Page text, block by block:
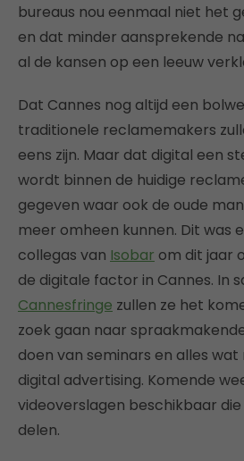
bureaus nou eenmaal niet het
en dat minder aansprekende
al de kansen op een leeuw
Dat Cannes nog altijd een
traditionele reclamemakers
eens zijn. Maar dat digital een
wordt binnen de huidige
gegeven waar ook de oude
meer omheen kunnen. Dit was
collegas van Isobar om dit jaar
de digitale factor in Cannes. In
Cannesfringe zullen ze het
zoek gaan naar
doen van seminars en alles
digital advertising. Komende
videoverslagen beschikbaar
delen.